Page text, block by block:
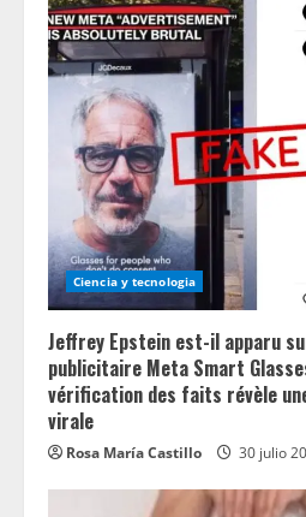
Ciencia y tecnologia
Jeffrey Epstein est-il apparu
publicitaire Meta Smart
vérification des faits révèle
virale
Rosa María Castillo 30 julio